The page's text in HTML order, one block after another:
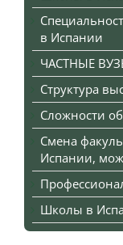
в Испании
ЧАСТНЫЕ
Структура
Сложности
Смена
Испании,
Школы в